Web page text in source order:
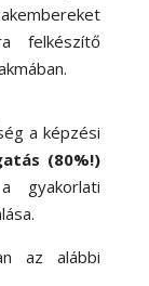
felkészítő
a képzési
(80%!)
gyakorlati
az alábbi